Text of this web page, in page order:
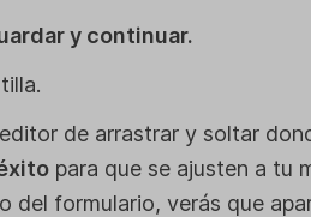
y continuar.
de arrastrar y soltar
para que se ajusten a tu
del formulario, verás que